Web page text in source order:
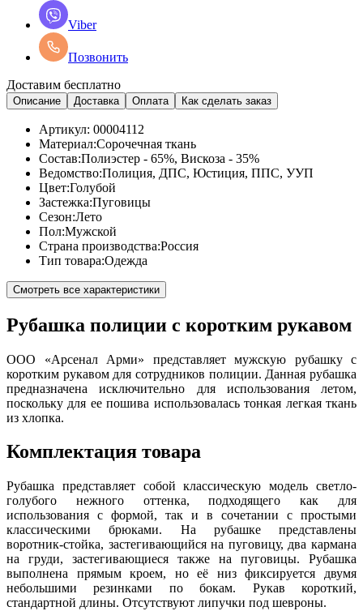
Viber
Позвонить
Доставим бесплатно
Описание Доставка Оплата Как сделать заказ
Артикул: 00004112
Материал:Сорочечная ткань
Состав:Полиэстер - 65%, Вискоза - 35%
Ведомство:Полиция, ДПС, Юстиция, ППС, УУП
Цвет:Голубой
Застежка:Пуговицы
Сезон:Лето
Пол:Мужской
Страна производства:Россия
Тип товара:Одежда
Смотреть все характеристики
Рубашка полиции с коротким рукавом
ООО «Арсенал Арми» представляет мужскую рубашку с
коротким рукавом для сотрудников полиции. Данная рубашка
предназначена исключительно для использования летом,
поскольку для ее пошива использовалась тонкая легкая ткань
из хлопка.
Комплектация товара
Рубашка представляет собой классическую модель светло-
голубого нежного оттенка, подходящего как для
использования с формой, так и в сочетании с простыми
классическими брюками. На рубашке представлены
воротник-стойка, застегивающийся на пуговицу, два кармана
на груди, застегивающиеся также на пуговицы. Рубашка
выполнена прямым кроем, но её низ фиксируется двумя
небольшими резинками по бокам. Рукав короткий,
стандартной длины. Отсутствуют липучки под шевроны.